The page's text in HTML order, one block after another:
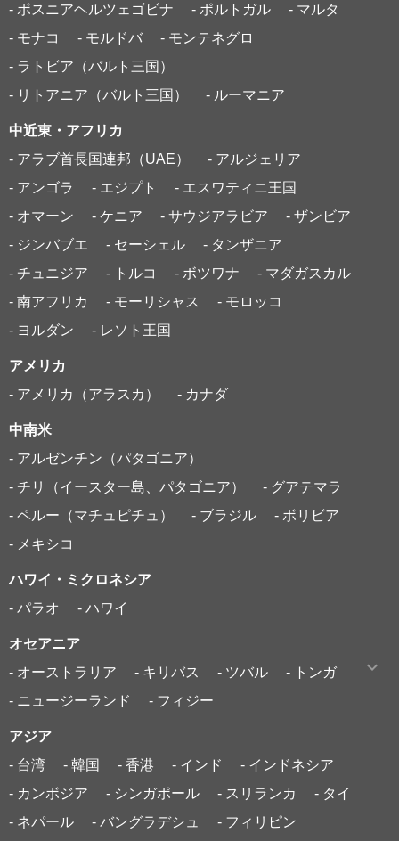
- ボスニアヘルツェゴビナ
- ポルトガル
- マルタ
- モナコ
- モルドバ
- モンテネグロ
- ラトビア（バルト三国）
- リトアニア（バルト三国）
- ルーマニア
中近東・アフリカ
- アラブ首長国連邦（UAE）
- アルジェリア
- アンゴラ
- エジプト
- エスワティニ王国
- オマーン
- ケニア - サウジアラビア
- ザンビア
- ジンバブエ
- セーシェル
- タンザニア
- チュニジア
- トルコ - ボツワナ
- マダガスカル
- 南アフリカ
- モーリシャス
- モロッコ
- ヨルダン
- レソト王国
アメリカ
- アメリカ（アラスカ）
- カナダ
中南米
- アルゼンチン（パタゴニア）
- チリ（イースター島、パタゴニア）
- グアテマラ
- ペルー（マチュピチュ）
- ブラジル
- ボリビア
- メキシコ
ハワイ・ミクロネシア
- パラオ
- ハワイ
オセアニア
- オーストラリア
- キリバス - ツバル
- トンガ
- ニュージーランド
- フィジー
アジア
- 台湾
- 韓国 - 香港 - インド
- インドネシア
- カンボジア
- シンガポール - スリランカ
- タイ
- ネパール
- バングラデシュ
- フィリピン